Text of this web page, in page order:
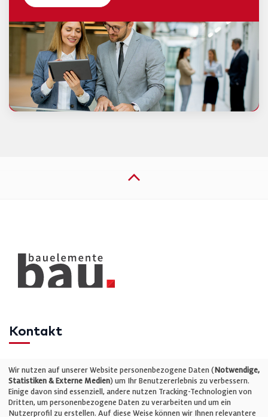
Kontakt
Telefon: +49 (0)711 2585563-0
E-Mail:info@bauelemente-bau.eu
Wir nutzen auf unserer Website personenbezogene Daten (Notwendige,
Statistiken & Externe Medien) um Ihr Benutzererlebnis zu verbessern.
Einige davon sind essenziell, andere nutzen Tracking-Technologien von
Dritten, um personenbezogene Daten zu verarbeiten und um ein
Nutzerprofil zu erstellen. Auf diese Weise können wir Ihnen relevantere